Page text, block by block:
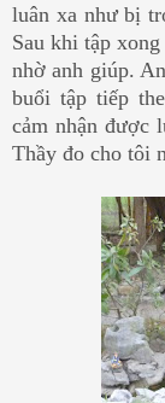
luân xa như bị
Sau khi tập
nhờ anh giúp.
buổi tập tiếp
cảm nhận được
Thầy đo cho tôi